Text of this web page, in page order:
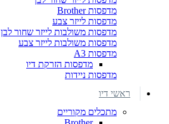
מדפסות Brother
מדפסות לייזר צבע
מדפסות משולבות לייזר שחור לבן
מדפסות משולבות לייזר צבע
מדפסות A3
מדפסות הזרקת דיו
מדפסות ניידות
ראשי דיו
מתכלים מקוריים